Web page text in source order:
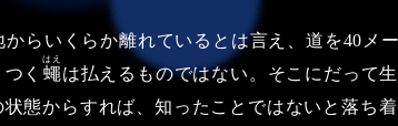
からいくらか離れているとは言え、道を40メ
く 蠅
はえ
は払えるものではない。そこにだって
状態からすれば、知ったことではないと落ち